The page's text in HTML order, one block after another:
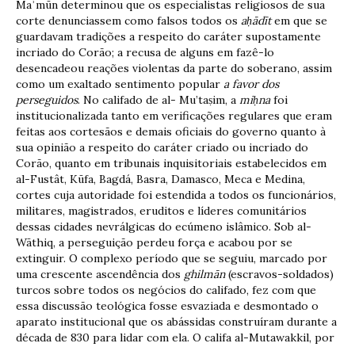
Maʾmūn determinou que os especialistas religiosos de sua
corte denunciassem como falsos todos os aḥādītem que se
guardavam tradições a respeito do caráter supostamente
incriado do Corão; a recusa de alguns em fazê-lo
desencadeou reações violentas da parte do soberano, assim
como um exaltado sentimento popular a favor dos
perseguidos. No califado de al- Mu’taṣim, a miḥnafoi
institucionalizada tanto em verificações regulares que eram
feitas aos cortesãos e demais oficiais do governo quanto à
sua opinião a respeito do caráter criado ou incriado do
Corão, quanto em tribunais inquisitoriais estabelecidos em
al-Fustât, Kūfa, Bagdá, Basra, Damasco, Meca e Medina,
cortes cuja autoridade foi estendida a todos os funcionários,
militares, magistrados, eruditos e líderes comunitários
dessas cidades nevrálgicas do ecúmeno islâmico. Sob al-
Wāthiq, a perseguição perdeu força e acabou por se
extinguir. O complexo período que se seguiu, marcado por
uma crescente ascendência dos ghilmān(escravos-soldados)
turcos sobre todos os negócios do califado, fez com que
essa discussão teológica fosse esvaziada e desmontado o
aparato institucional que os abássidas construíram durante a
década de 830 para lidar com ela. O califa al-Mutawakkil, por